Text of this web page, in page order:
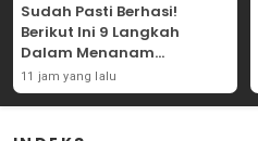
Sudah Pasti Berhasi!
Berikut Ini 9 Langkah
Dalam Menanam
Tanaman Carpet Seed Di
Aquascape!
11 jam yang lalu